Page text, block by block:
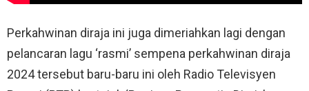
Perkahwinan diraja ini juga dimeriahkan lagi dengan
pelancaran lagu ‘rasmi’ sempena perkahwinan diraja
2024 tersebut baru-baru ini oleh Radio Televisyen